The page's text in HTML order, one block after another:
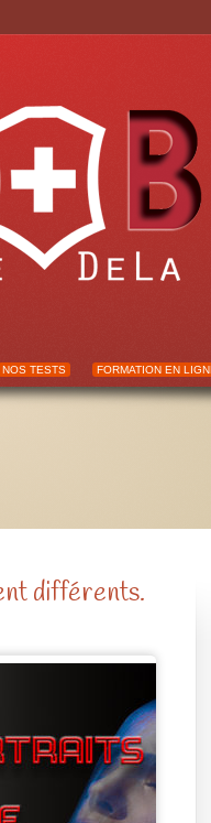
NOS TESTS FORMATION EN
différents.